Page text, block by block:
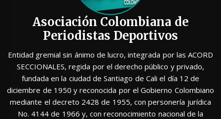
Asociación Colombiana de
Periodistas Deportivos
Entidad gremial sin ánimo de lucro, integrada por las ACORD
SECCIONALES, regida por el derecho público y privado,
fundada en la ciudad de Santiago de Cali el día 12 de
diciembre de 1950 y reconocida por el Gobierno Colombiano
mediante el decreto 2428 de 1955, con personería jurídica
No. 4144 de 1966 y, con reconocimiento nacional de la